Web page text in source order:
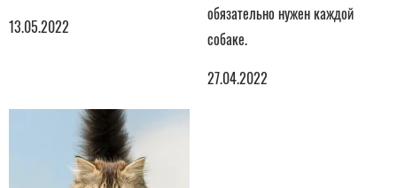
13.05.2022
обязательно нужен каждой
собаке.
27.04.2022